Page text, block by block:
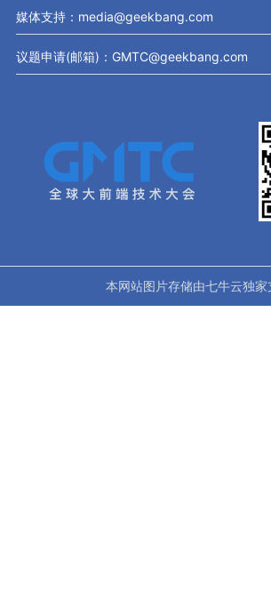
媒体支持：media@geekbang.com
议题申请(邮箱)：GMTC@geekbang.com
本网站图片存储由七牛云独家